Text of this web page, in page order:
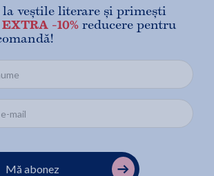
la veștile literare și primești
EXTRA -10% reducere pentru
Mă abonez